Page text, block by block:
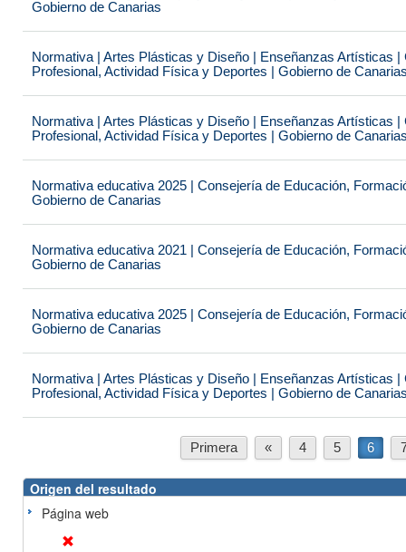
Gobierno de Canarias
Normativa | Artes Plásticas y Diseño | Enseñanzas Artísticas
Profesional, Actividad Física y Deportes | Gobierno de
Normativa | Artes Plásticas y Diseño | Enseñanzas Artísticas
Profesional, Actividad Física y Deportes | Gobierno de
Normativa educativa 2025 | Consejería de Educación,
Gobierno de Canarias
Normativa educativa 2021 | Consejería de Educación,
Gobierno de Canarias
Normativa educativa 2025 | Consejería de Educación,
Gobierno de Canarias
Normativa | Artes Plásticas y Diseño | Enseñanzas Artísticas
Profesional, Actividad Física y Deportes | Gobierno de
Primera « 4 5 6
Origen del resultado
Página web